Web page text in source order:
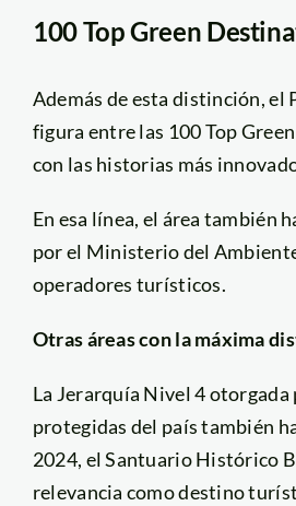
100 Top Green
Además de esta distinción, el
figura entre las 100 Top
con las historias más
En esa línea, el área también
por el Ministerio del
operadores turísticos.
Otras áreas con la máxima
La Jerarquía Nivel 4
protegidas del país también
2024, el Santuario Histórico
relevancia como destino